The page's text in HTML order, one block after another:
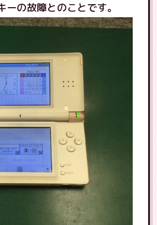
の故障とのことです。